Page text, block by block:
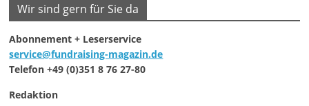
Wir sind gern für Sie da
Abonnement + Leserservice
service@fundraising-magazin.de
Telefon +49 (0)351 8 76 27-80
Redaktion